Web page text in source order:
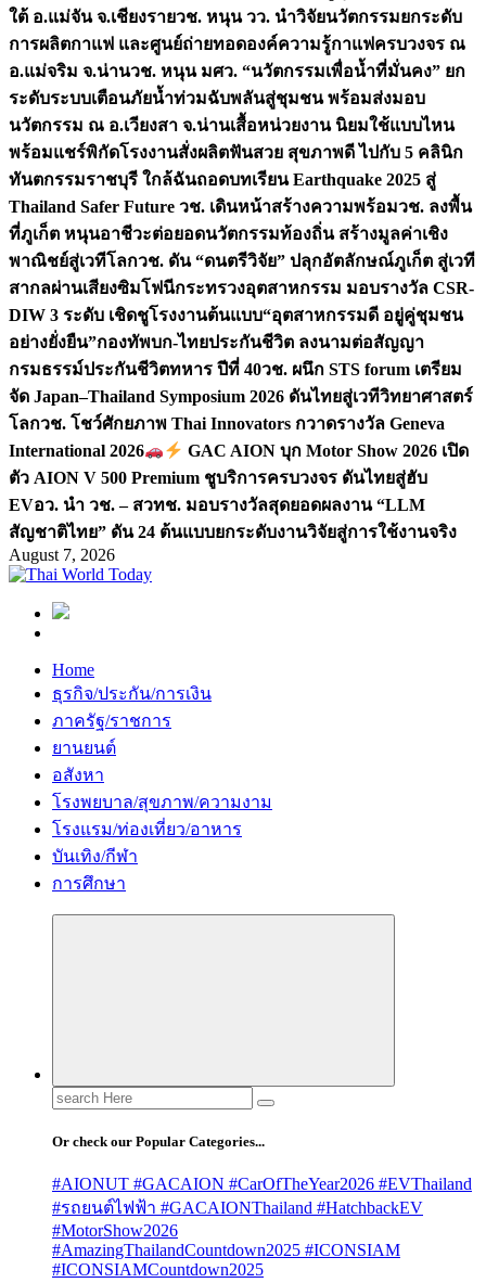
ใต้ อ.แม่จัน จ.เชียงรายวช. หนุน วว. นำวิจัยนวัตกรรมยกระดับ
การผลิตกาแฟ และศูนย์ถ่ายทอดองค์ความรู้กาแฟครบวงจร ณ
อ.แม่จริม จ.น่านวช. หนุน มศว. “นวัตกรรมเพื่อน้ำที่มั่นคง” ยก
ระดับระบบเตือนภัยน้ำท่วมฉับพลันสู่ชุมชน พร้อมส่งมอบ
นวัตกรรม ณ อ.เวียงสา จ.น่านเสื้อหน่วยงาน นิยมใช้แบบไหน
พร้อมแชร์พิกัดโรงงานสั่งผลิตฟันสวย สุขภาพดี ไปกับ 5 คลินิก
ทันตกรรมราชบุรี ใกล้ฉันถอดบทเรียน Earthquake 2025 สู่
Thailand Safer Future วช. เดินหน้าสร้างความพร้อมวช. ลงพื้น
ที่ภูเก็ต หนุนอาชีวะต่อยอดนวัตกรรมท้องถิ่น สร้างมูลค่าเชิง
พาณิชย์สู่เวทีโลกวช. ดัน “ดนตรีวิจัย” ปลุกอัตลักษณ์ภูเก็ต สู่เวที
สากลผ่านเสียงซิมโฟนีกระทรวงอุตสาหกรรม มอบรางวัล CSR-
DIW 3 ระดับ เชิดชูโรงงานต้นแบบ“อุตสาหกรรมดี อยู่คู่ชุมชน
อย่างยั่งยืน”กองทัพบก-ไทยประกันชีวิต ลงนามต่อสัญญา
กรมธรรม์ประกันชีวิตทหาร ปีที่ 40วช. ผนึก STS forum เตรียม
จัด Japan–Thailand Symposium 2026 ดันไทยสู่เวทีวิทยาศาสตร์
โลกวช. โชว์ศักยภาพ Thai Innovators กวาดรางวัล Geneva
International 2026
GAC AION บุก Motor Show 2026 เปิด
ตัว AION V 500 Premium ชูบริการครบวงจร ดันไทยสู่ฮับ
EVอว. นำ วช. – สวทช. มอบรางวัลสุดยอดผลงาน “LLM
สัญชาติไทย” ดัน 24 ต้นแบบยกระดับงานวิจัยสู่การใช้งานจริง
August 7, 2026
Home
ธุรกิจ/ประกัน/การเงิน
ภาครัฐ/ราชการ
ยานยนต์
อสังหา
โรงพยบาล/สุขภาพ/ความงาม
โรงแรม/ท่องเที่ยว/อาหาร
บันเทิง/กีฬา
การศึกษา
Search
for:
Or check our Popular Categories...
#AIONUT #GACAION #CarOfTheYear2026 #EVThailand
#รถยนต์ไฟฟ้า #GACAIONThailand #HatchbackEV
#MotorShow2026
#AmazingThailandCountdown2025 #ICONSIAM
#ICONSIAMCountdown2025